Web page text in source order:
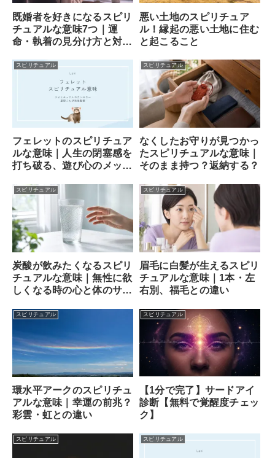
既婚者を好きになるスピリ
チュアルな意味7つ｜運
命・執着の見分け方と対処
悪い土地のスピリチュア
ル！縁起の悪い土地に住む
と起こること
スピリチュアル
フェレットのスピリチュア
ルな意味｜人生の閉塞感を
打ち破る、遊び心のメッセ
スピリチュアル
なくしたお守りが見つかっ
たスピリチュアルな意味｜
そのまま持つ？返納する？
スピリチュアル
炭酸が飲みたくなるスピリ
チュアルな意味｜無性に欲
しくなる時の心と体のサイ
スピリチュアル
眉毛に白髪が生えるスピリ
チュアルな意味｜1本・左
右別、福毛との違い
スピリチュアル
環水平アークのスピリチュ
アルな意味｜幸運の前兆？
彩雲・虹との違い
スピリチュアル
【1分で完了】サードアイ
診断【無料で覚醒度チェッ
ク】
スピリチュアル スピリチュアル